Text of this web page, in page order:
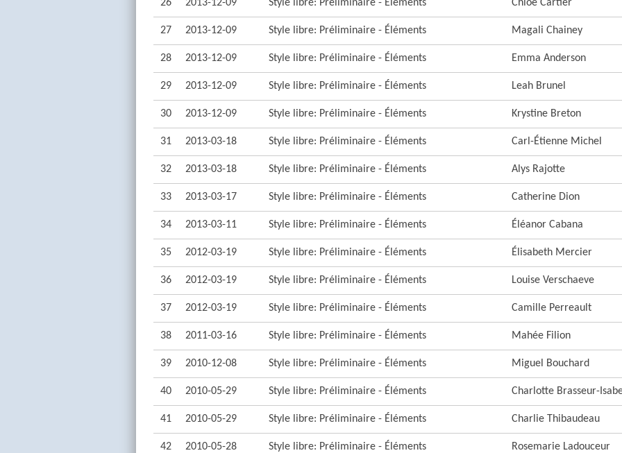
26 2013-12-09 Style libre: Préliminaire - Éléments Chloé Cartier
27 2013-12-09 Style libre: Préliminaire - Éléments Magali Chainey
28 2013-12-09 Style libre: Préliminaire - Éléments Emma Anderson
29 2013-12-09 Style libre: Préliminaire - Éléments Leah Brunel
30 2013-12-09 Style libre: Préliminaire - Éléments Krystine Breton
31 2013-03-18 Style libre: Préliminaire - Éléments Carl-Étienne Michel
32 2013-03-18 Style libre: Préliminaire - Éléments Alys Rajotte
33 2013-03-17 Style libre: Préliminaire - Éléments Catherine Dion
34 2013-03-11 Style libre: Préliminaire - Éléments Éléanor Cabana
35 2012-03-19 Style libre: Préliminaire - Éléments Élisabeth Mercier
36 2012-03-19 Style libre: Préliminaire - Éléments Louise Verschaeve
37 2012-03-19 Style libre: Préliminaire - Éléments Camille Perreault
38 2011-03-16 Style libre: Préliminaire - Éléments Mahée Filion
39 2010-12-08 Style libre: Préliminaire - Éléments Miguel Bouchard
40 2010-05-29 Style libre: Préliminaire - Éléments Charlotte Brasseur-
41 2010-05-29 Style libre: Préliminaire - Éléments Charlie Thibaudeau
42 2010-05-28 Style libre: Préliminaire - Éléments Rosemarie Ladouceur